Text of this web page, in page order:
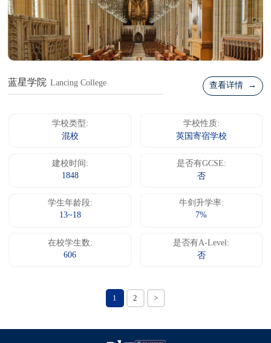
蓝星学院 Lancing College 查看详情 →
学校类型:
混校
学校性质:
英国寄宿学校
建校时间:
1848
是否有GCSE:
否
学生年龄段:
13~18
牛剑升学率:
7%
在校学生数:
606
是否有A-Level:
否
1 2 >